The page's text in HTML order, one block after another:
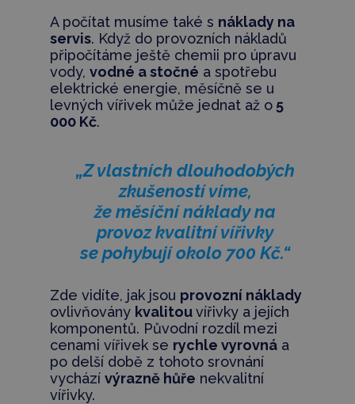
A počítat musíme také s náklady na
servis. Když do provozních nákladů
připočítáme ještě chemii pro úpravu
vody, vodné a stočné a spotřebu
elektrické energie, měsíčně se u
levných vířivek může jednat až o5
000 Kč.
„Z vlastních dlouhodobých
zkušeností víme,
že měsíční náklady na
provoz kvalitní vířivky
se pohybují okolo 700 Kč.“
Zde vidíte, jak jsou provozní náklady
ovlivňovány kvalitouvířivky a jejích
komponentů. Původní rozdíl mezi
cenami vířivek se rychle vyrovnáa
po delší době z tohoto srovnání
vychází výrazně hůře nekvalitní
vířivky.